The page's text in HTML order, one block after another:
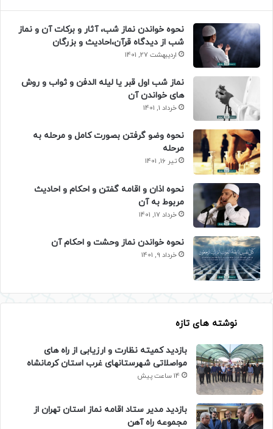
نحوه خواندن نماز شب، آثار و برکات آن و نماز
شب از دیدگاه قرآن،احادیث و بزرگان
اردیبهشت 27, 1401
نماز شب اول قبر یا لیله الدفن و ثواب و روش
های خواندن آن
خرداد 1, 1401
نحوه وضو گرفتن بصورت کامل و مرحله به
مرحله
تیر 16, 1401
نحوه اذان و اقامه گفتن و احکام و احادیث
مربوط به آن
خرداد 17, 1401
نحوه خواندن نماز وحشت و احکام آن
خرداد 9, 1401
نوشته های تازه
بازدید کمیته نظارت و ارزیابی از راه های
مواصلاتی شهرستانهای غرب استان کرمانشاه
14 ساعت پیش
بازدید مدیر ستاد اقامه نماز استان تهران از
مجموعه راه آهن